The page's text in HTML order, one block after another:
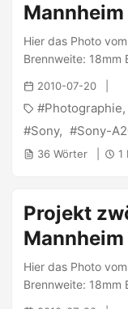
Hier das Photo
Brennweite: 18mm
100 Geschossen
Tamron 18-250/
Uli
2010-07-20
Photographie
Sony
Sony-
36 Wörter 1
Projekt
Hier das Photo
Brennweite: 18mm
100 Geschossen